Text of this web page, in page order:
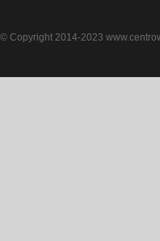
© Copyright 2014-2023